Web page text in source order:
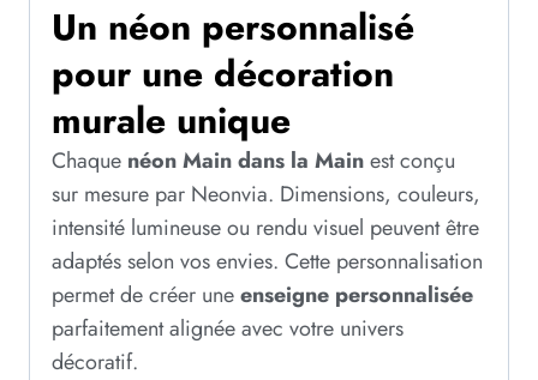
Un néon personnalisé
pour une décoration
murale unique
Chaque néon Main dans la Mainest conçu
sur mesure par Neonvia. Dimensions, couleurs,
intensité lumineuse ou rendu visuel peuvent être
adaptés selon vos envies. Cette personnalisation
permet de créer uneenseigne personnalisée
parfaitement alignée avec votre univers
décoratif.